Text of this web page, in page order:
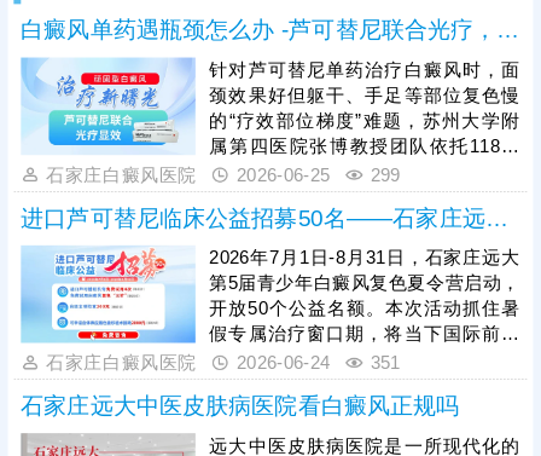
白癜风单药遇瓶颈怎么办 -芦可替尼联合光疗，让难治部位"跟上来"
针对芦可替尼单药治疗白癜风时，面
颈效果好但躯干、手足等部位复色慢
的“疗效部位梯度”难题，苏州大学附
属第四医院张博教授团队依托118例
对照研究与461例中国人群真实世界
数据，在顶刊JAAD发表成果证实：芦
可替尼联合308nm准分子光，可让非
面颈难治部位整体疗效提升约20%，
打破单药瓶颈，让原本“慢热”的部位
同步复色，为白癜风难治区域治疗提
供了更适配的方案。
石家庄白癜风医院 2026-06-25 299
进口芦可替尼临床公益招募50名——石家庄远大第5届青少年白癜风复色夏令营启动
2026年7月1日-8月31日，石家庄远大
第5届青少年白癜风复色夏令营启动，
开放50个公益名额。本次活动抓住暑
假专属治疗窗口期，将当下国际前沿
的进口芦可替尼外用JAK抑制剂通过
公益形式落地。为初诊患者提供4次免
费进口芦可替尼联合治疗，可三选一
免费体验针对性复色针，还能以200
石家庄白癜风医院 2026-06-24 351
石家庄远大中医皮肤病医院看白癜风正规吗
远大中医皮肤病医院是一所现代化的